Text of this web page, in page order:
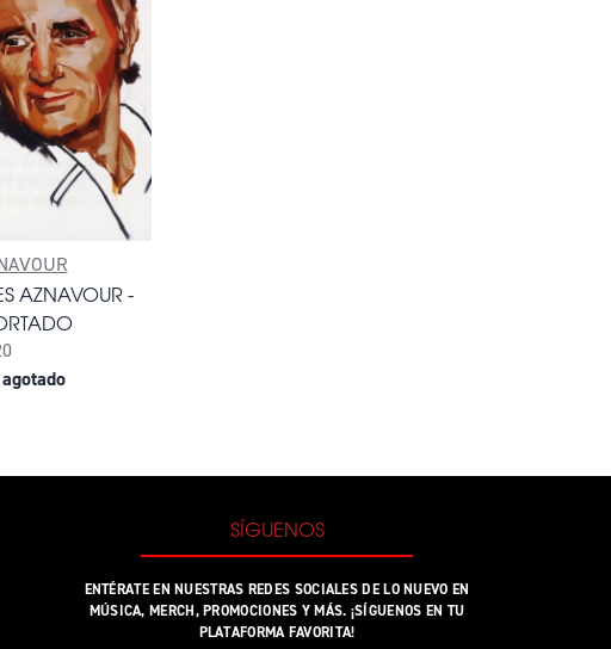
AZNAVOUR -
SÍGUENOS
ENTÉRATE EN NUESTRAS REDES SOCIALES DE LO NUEVO EN
MÚSICA, MERCH, PROMOCIONES Y MÁS. ¡SÍGUENOS EN TU
PLATAFORMA FAVORITA!